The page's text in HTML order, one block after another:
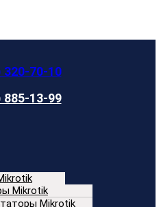
320-70-10
885-13-99
Mikrotik
Mikrotik